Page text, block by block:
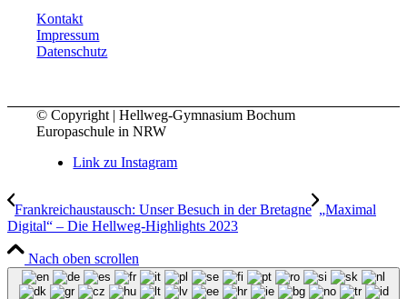
Kontakt
Impressum
Datenschutz
© Copyright | Hellweg-Gymnasium Bochum
Europaschule in NRW
Link zu Instagram
Frankreichaustausch: Unser Besuch in der Bretagne „Maximal
Digital“ – Die Hellweg-Highlights 2023
Nach oben scrollen